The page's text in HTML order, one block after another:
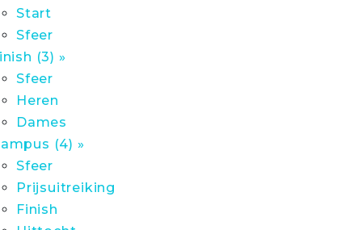
Start
Sfeer
(3) »
Sfeer
Heren
Dames
(4) »
Sfeer
Prijsuitreiking
Finish